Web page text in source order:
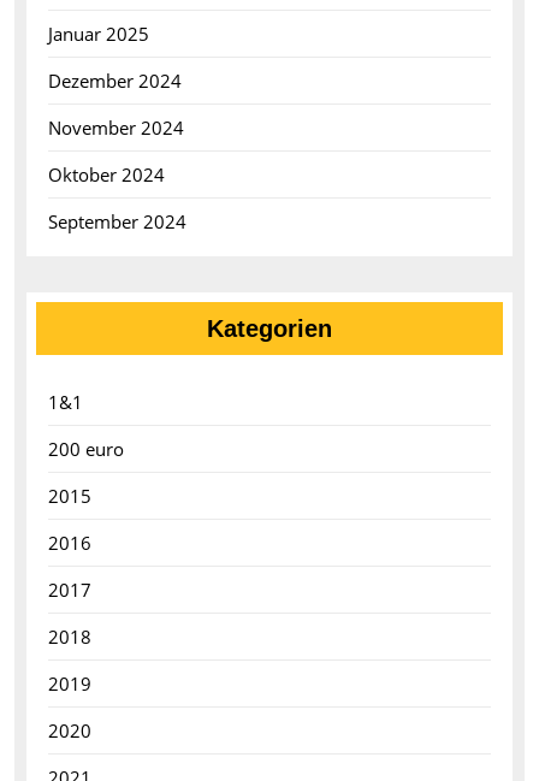
Januar 2025
Dezember 2024
November 2024
Oktober 2024
September 2024
Kategorien
1&1
200 euro
2015
2016
2017
2018
2019
2020